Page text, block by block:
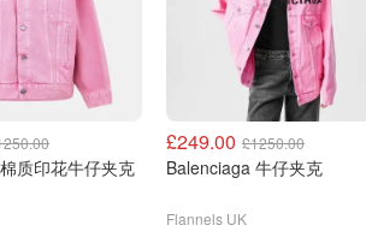
Balenciaga 棉质印花牛仔夹克
£249.00 £1250.00
Balenciaga 牛仔夹克
Flannels UK